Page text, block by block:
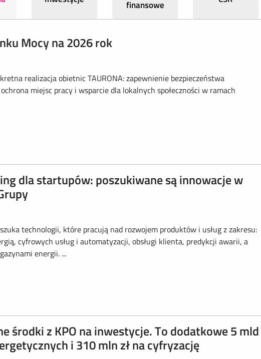
finansowe
Mocy na 2026 rok
realizacja obietnic TAURONA: zapewnienie bezpieczeństwa
miejsc pracy i wsparcie dla lokalnych społeczności w ramach
dla startupów: poszukiwane są innowacje w
technologii, które pracują nad rozwojem produktów i usług z zakresu:
cyfrowych usług i automatyzacji, obsługi klienta, predykcji awarii, a
energii. ...
środki z KPO na inwestycje. To dodatkowe 5 mld
i 310 mln zł na cyfryzację